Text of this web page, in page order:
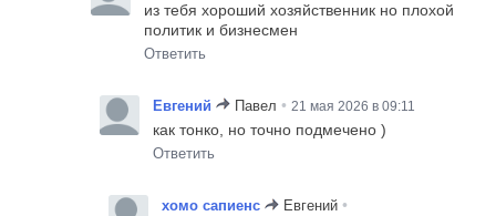
из тебя хороший хозяйственник но плохой
политик и бизнесмен
Ответить
Евгений Павел • 21 мая 2026 в 09:11
как тонко, но точно подмечено )
Ответить
хомо сапиенс Евгений •